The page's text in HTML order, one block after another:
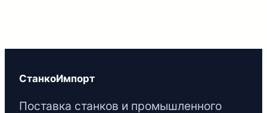
СтанкоИмпорт
Поставка станков и промышленного